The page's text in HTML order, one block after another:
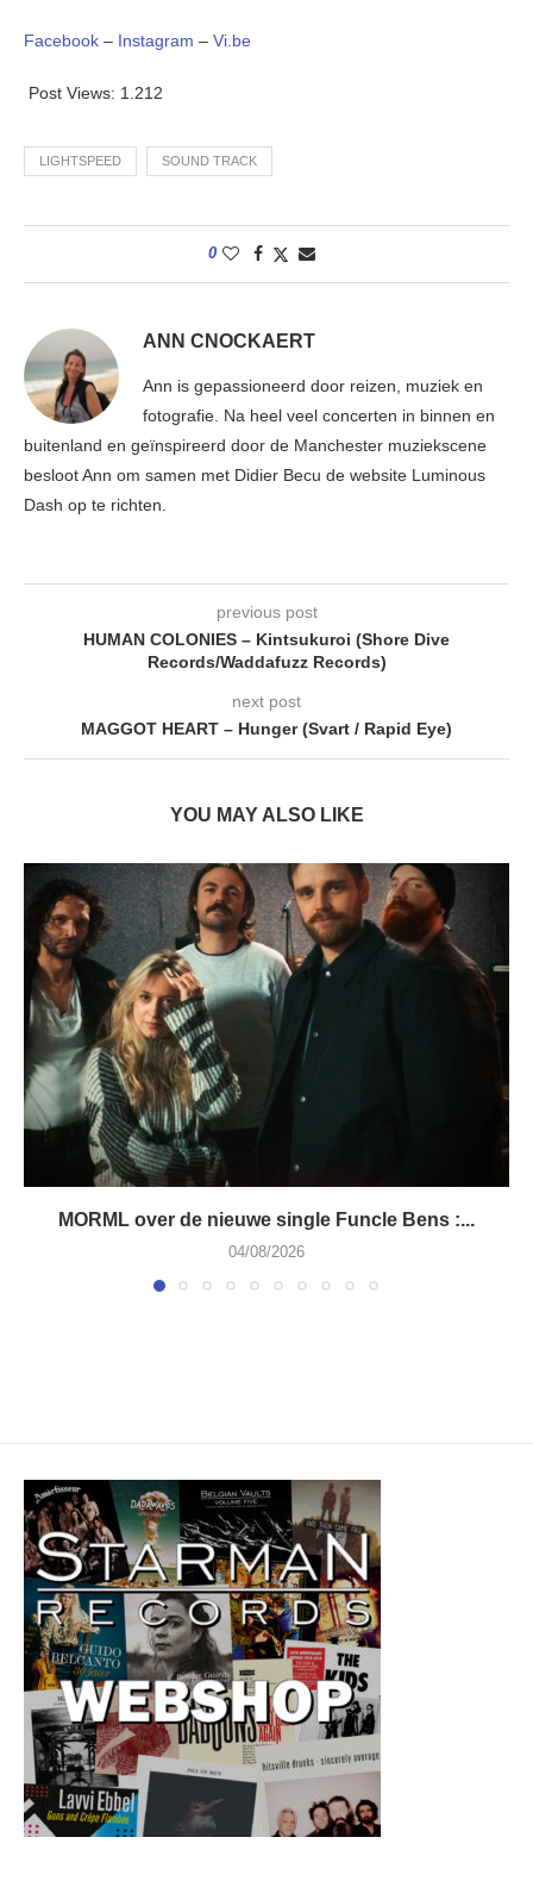
Facebook – Instagram – Vi.be
Post Views: 1.212
LIGHTSPEED SOUND TRACK
0
ANN CNOCKAERT
Ann is gepassioneerd door reizen, muziek en
fotografie. Na heel veel concerten in binnen en
buitenland en geïnspireerd door de Manchester muziekscene
besloot Ann om samen met Didier Becu de website Luminous
Dash op te richten.
previous post
HUMAN COLONIES – Kintsukuroi (Shore Dive
Records/Waddafuzz Records)
next post
MAGGOT HEART – Hunger (Svart / Rapid Eye)
YOU MAY ALSO LIKE
MORML over de nieuwe single Funcle Bens :...
04/08/2026